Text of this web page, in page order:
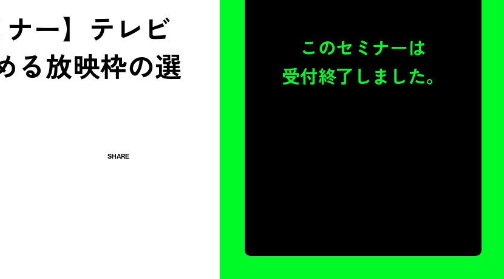
ナー】テレビ
る放映枠の選
SHARE
このセミナーは
受付終了しました。